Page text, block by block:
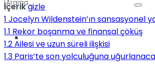
Türkiye
No Result
İçerikgizle
1 Jocelyn Wildenstein’ın sansasyonel
1.1 Rekor boşanma ve finansal çöküş
1.2Ailesi ve uzun süreli ilişkisi
1.3 Paris’te son yolculuğuna